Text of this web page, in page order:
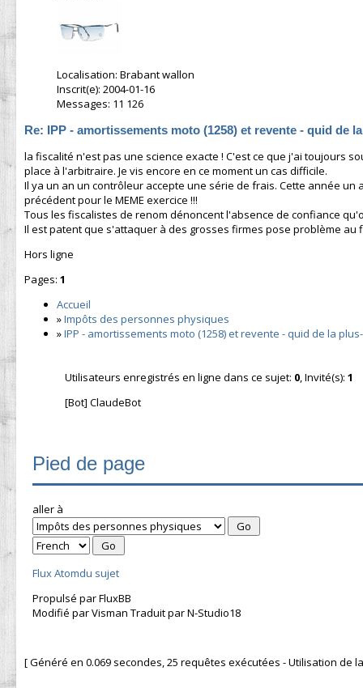
Localisation: Brabant wallon
Inscrit(e): 2004-01-16
Messages: 11 126
Re: IPP - amortissements moto (1258) et revente - quid de
la fiscalité n'est pas une science exacte ! C'est ce que j'ai toujours
place à l'arbitraire. Je vis encore en ce moment un cas difficile.
Il ya un an un contrôleur accepte une série de frais. Cette année
précédent pour le MEME exercice !!!
Tous les fiscalistes de renom dénoncent l'absence de confiance
Il est patent que s'attaquer à des grosses firmes pose problème
Hors ligne
Pages: 1
Accueil
»Impôts des personnes physiques
»IPP - amortissements moto (1258) et revente - quid de la
Utilisateurs enregistrés en ligne dans ce sujet: 0, Invité(s): 1
[Bot] ClaudeBot
Pied de page
aller à
Flux Atomdu sujet
Propulsé par FluxBB
Modifié par Visman Traduit par N-Studio18
[ Généré en 0.069 secondes, 25 requêtes exécutées - Utilisation de la